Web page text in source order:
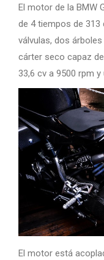
El motor de la BMW
de 4 tiempos de
válvulas, dos
cárter seco capaz
33,6 cv a 9500 rpm
El motor está